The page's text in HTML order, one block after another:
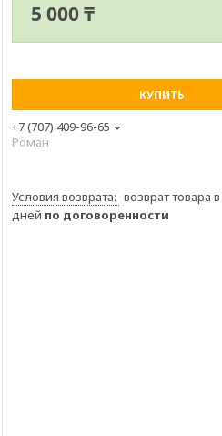
5 000 ₸
КУПИТЬ
+7 (707) 409-96-65
Роман
возврат товара
дней по договоренности